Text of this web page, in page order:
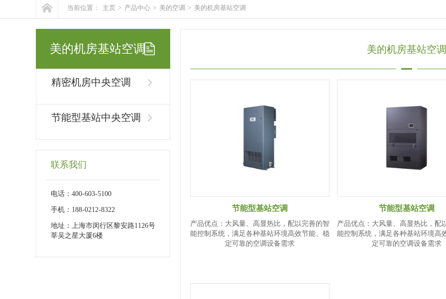
当前位置： 主页 > 产品中心 > 美的空调 > 美的机房基站空调
美的机房基站空调
精密机房中央空调
节能型基站中央空调
联系我们
电话：400-603-5100
手机：188-0212-8322
地址：上海市闵行区黎安路1126号
莘吴之星大厦6楼
美的机房基站空调
节能型基站空调
产品优点：大风量、高显热比，配以完善的智
能控制系统，满足各种基站环境高效节能、稳
定可靠的空调设备需求
节能型基站空调
产品优点：大风量、高显热比，配
能控制系统，满足各种基站环境高
定可靠的空调设备需求